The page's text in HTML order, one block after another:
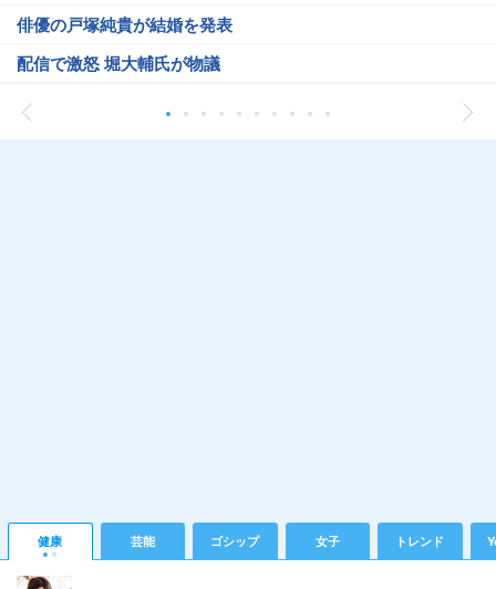
俳優の戸塚純貴が結婚を発表
配信で激怒 堀大輔氏が物議
健康 芸能 ゴシップ 女子 トレンド